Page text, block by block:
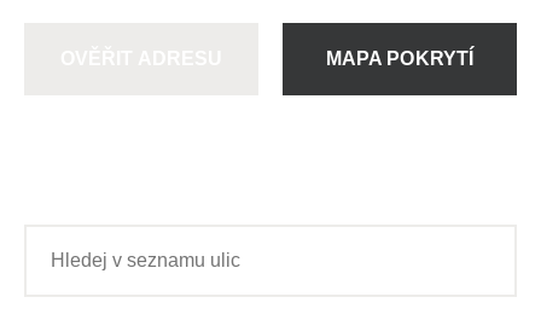
MAPA POKRYTÍ